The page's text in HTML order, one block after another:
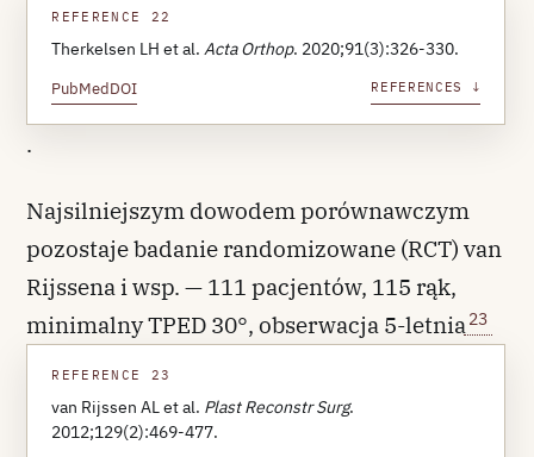
REFERENCE 22
Therkelsen LH et al.Acta Orthop. 2020;91(3):326-330.
PubMedDOI REFERENCES ↓
.
Najsilniejszym dowodem porównawczym
pozostaje badanie randomizowane (RCT) van
Rijssena i wsp. — 111 pacjentów, 115 rąk,
minimalny TPED 30°, obserwacja 5-letnia23
REFERENCE 23
van Rijssen AL et al. Plast Reconstr Surg.
2012;129(2):469-477.